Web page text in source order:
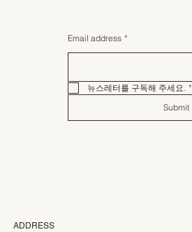
Email address *
뉴스레터를 구독해 주세요.
*
Submit
ADDRESS